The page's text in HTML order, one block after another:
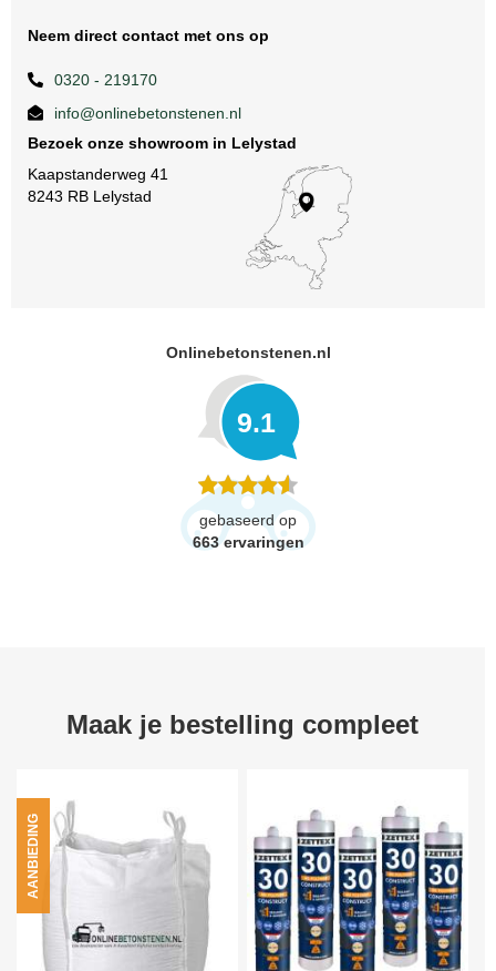
Neem direct contact met ons op
0320 - 219170
info@onlinebetonstenen.nl
Bezoek onze showroom in Lelystad
Kaapstanderweg 41
8243 RB Lelystad
Onlinebetonstenen.nl
9.1
gebaseerd op
663 ervaringen
Maak je bestelling compleet
AANBIEDING